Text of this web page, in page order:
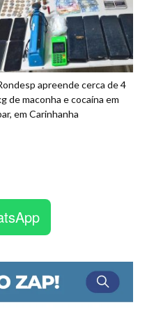
apreende cerca de 4
de maconha e cocaína em
em Carinhanha